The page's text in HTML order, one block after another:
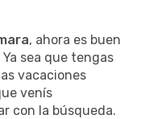
, ahora es buen
sea que tengas
vacaciones
venís
con la búsqueda.